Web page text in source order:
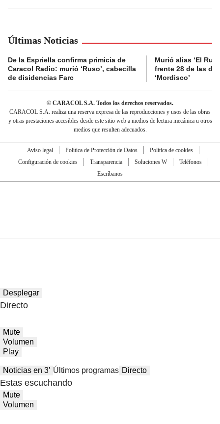
Últimas Noticias
De la Espriella confirma primicia de
Caracol Radio: murió ‘Ruso’, cabecilla
de disidencias Farc
Murió alias ‘El
frente 28 de las
‘Mordisco’
© CARACOL S.A. Todos los derechos reservados.
CARACOL S.A. realiza una reserva expresa de las reproducciones y usos de las obras
y otras prestaciones accesibles desde este sitio web a medios de lectura mecánica u otros
medios que resulten adecuados.
Aviso legal Política de Protección de Datos
Política de cookies
Configuración de cookies
Transparencia Soluciones W
Teléfonos
Escríbanos
Desplegar
Directo
Mute
Volumen
Play
Noticias en 3′ Últimos programas Directo
Estas escuchando
Mute
Volumen